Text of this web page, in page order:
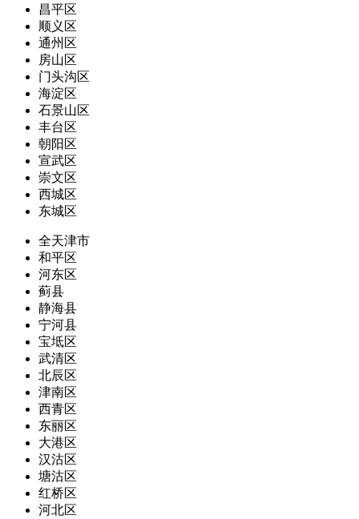
昌平区
顺义区
通州区
房山区
门头沟区
海淀区
石景山区
丰台区
朝阳区
宣武区
崇文区
西城区
东城区
全天津市
和平区
河东区
蓟县
静海县
宁河县
宝坻区
武清区
北辰区
津南区
西青区
东丽区
大港区
汉沽区
塘沽区
红桥区
河北区